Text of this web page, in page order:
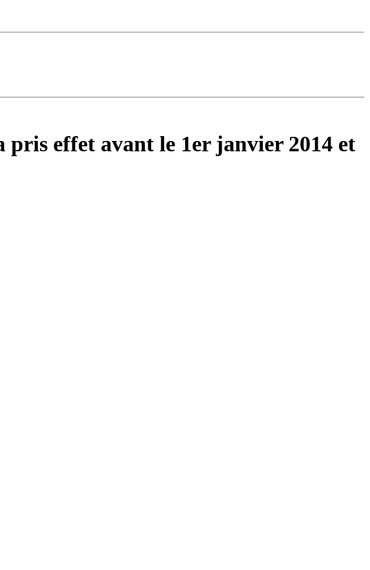
pris effet avant le 1er janvier 2014 et